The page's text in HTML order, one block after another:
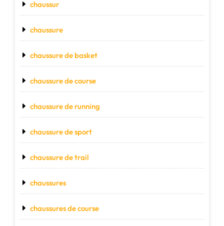
chaussur
chaussure
chaussure de basket
chaussure de course
chaussure de running
chaussure de sport
chaussure de trail
chaussures
chaussures de course